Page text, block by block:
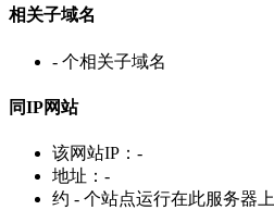
相关子域名
- 个相关子域名
同IP网站
该网站IP： -
地址： -
约 - 个站点运行在此服务器上